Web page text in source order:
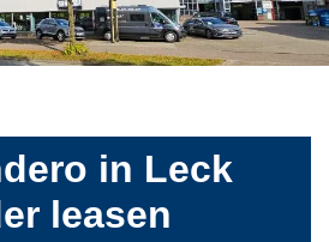
in Leck
leasen